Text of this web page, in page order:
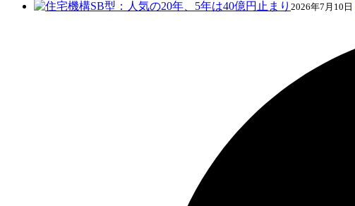
2026年7月10日